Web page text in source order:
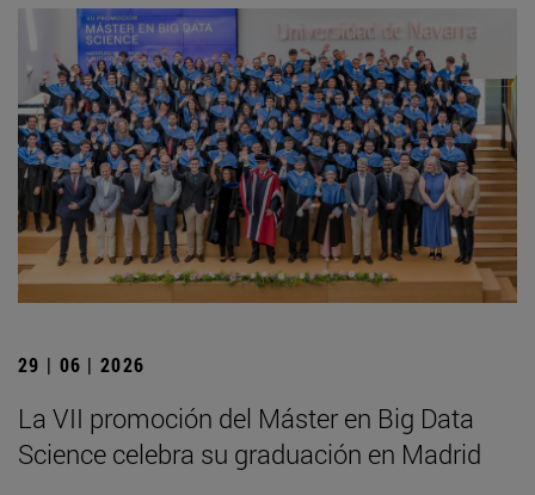
29 | 06 | 2026
La VII promoción del Máster en Big Data
Science celebra su graduación en Madrid